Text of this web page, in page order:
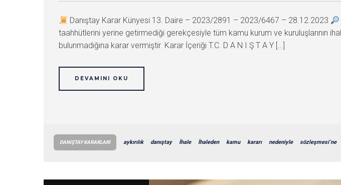
Danıştay Karar Künyesi 13. Daire – 2023/2891 – 2023/6467 – 28.12.2023
taahhütlerini yerine getirmediği gerekçesiyle tüm kamu kurum ve kuruluşlarının
bulunmadığına karar vermiştir. Karar İçeriği T.C. D A N I Ş T A Y […]
DEVAMINI OKU
DANIŞTAY KARARLARI aykırılık danıştay İhale İhaleden kamu kararı nedeniyle sözleşmesi’ne